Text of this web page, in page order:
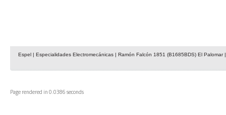
Espel | Especialidades Electromecánicas | Ramón Falcón 1851 (B1685BDS) El
Page rendered in 0.0386 seconds